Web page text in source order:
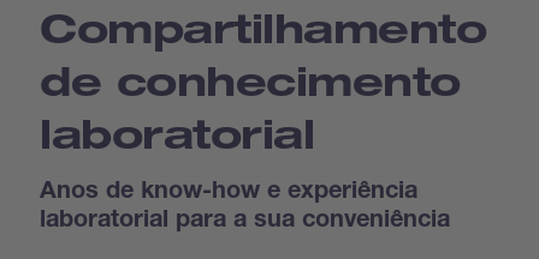
Compartilhamento
de conhecimento
laboratorial
Anos de know-how e experiência
laboratorial para a sua conveniência